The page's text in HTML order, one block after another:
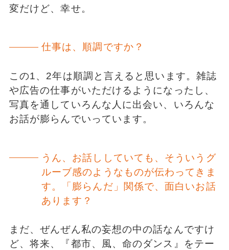
変だけど、幸せ。
仕事は、順調ですか？
この1、2年は順調と言えると思います。雑誌
や広告の仕事がいただけるようになったし、
写真を通していろんな人に出会い、いろんな
お話が膨らんでいっています。
うん、お話ししていても、そういうグ
ルーブ感のようなものが伝わってきま
す。「膨らんだ」関係で、面白いお話
あります？
まだ、ぜんぜん私の妄想の中の話なんですけ
ど、将来、『都市、風、命のダンス』をテー